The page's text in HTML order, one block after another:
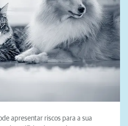
apresentar riscos para a sua